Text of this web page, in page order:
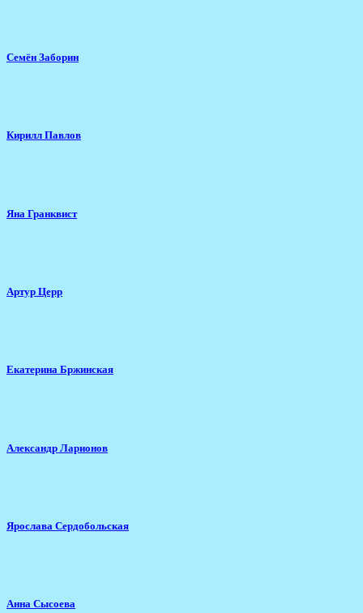
Семён Заборин
Кирилл Павлов
Яна Гранквист
Артур Церр
Екатерина Бржинская
Александр Ларионов
Ярослава Сердобольская
Анна Сысоева